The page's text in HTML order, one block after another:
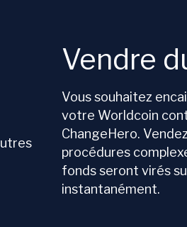
Vendre
Vous souhaitez
votre Worldcoin
ChangeHero.
procédures
fonds seront virés
instantanément.